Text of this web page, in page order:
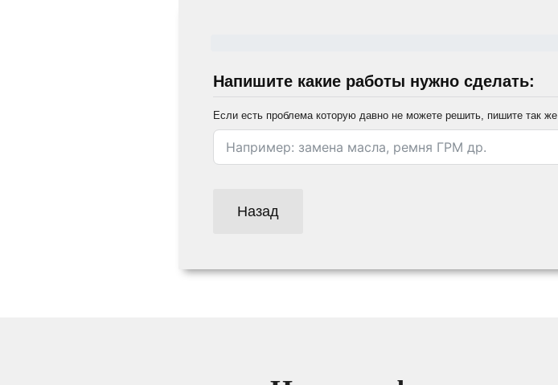
Напишите какие работы нужно сделать:
Если есть проблема которую давно не можете решить, пишите так же
Назад